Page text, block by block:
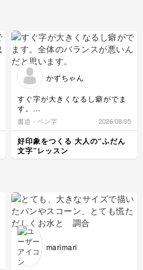
かずちゃん
すぐ字が大きくなるし癖がでま
す。
全体のバランスが悪いんだと思
います。
書道・ペン字 2026/08/05
好印象をつくる 大人の“ふだん
文字”レッスン
marimari